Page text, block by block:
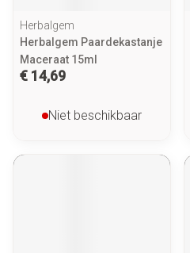
Herbalgem
Herbalgem Paardekastanje
Maceraat 15ml
€ 14,69
Niet beschikbaar